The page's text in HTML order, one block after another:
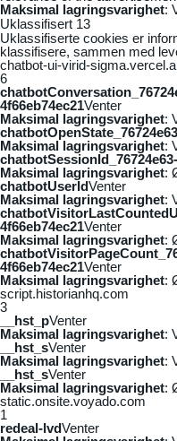
Maksimal lagringsvarighet:
Uklassifisert 13
Uklassifiserte cookies er
klassifisere, sammen med
chatbot-ui-virid-
6
4f66eb74ec21Venter
Maksimal lagringsvarighet:
Maksimal lagringsvarighet:
Maksimal lagringsvarighet:
chatbotUserIdVenter
Maksimal lagringsvarighet:
4f66eb74ec21Venter
Maksimal lagringsvarighet:
4f66eb74ec21Venter
Maksimal lagringsvarighet:
script.historianhq.com
3
__hst_pVenter
Maksimal lagringsvarighet:
__hst_sVenter
Maksimal lagringsvarighet:
__hst_sVenter
Maksimal lagringsvarighet:
static.onsite.voyado.com
1
redeal-lvdVenter